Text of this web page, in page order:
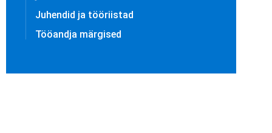
Juhendid ja tööriistad
Tööandja märgised